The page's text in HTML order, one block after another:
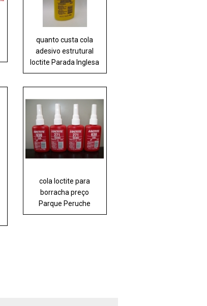
quanto custa cola
adesivo estrutural
loctite Parada Inglesa
cola loctite para
borracha preço
Parque Peruche